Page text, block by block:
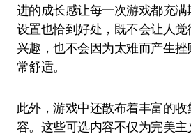
进的成长感让每一次游戏都充
设置也恰到好处，既不会让人
兴趣，也不会因为太难而产生
常舒适。
此外，游戏中还散布着丰富的
容。这些可选内容不仅为完美